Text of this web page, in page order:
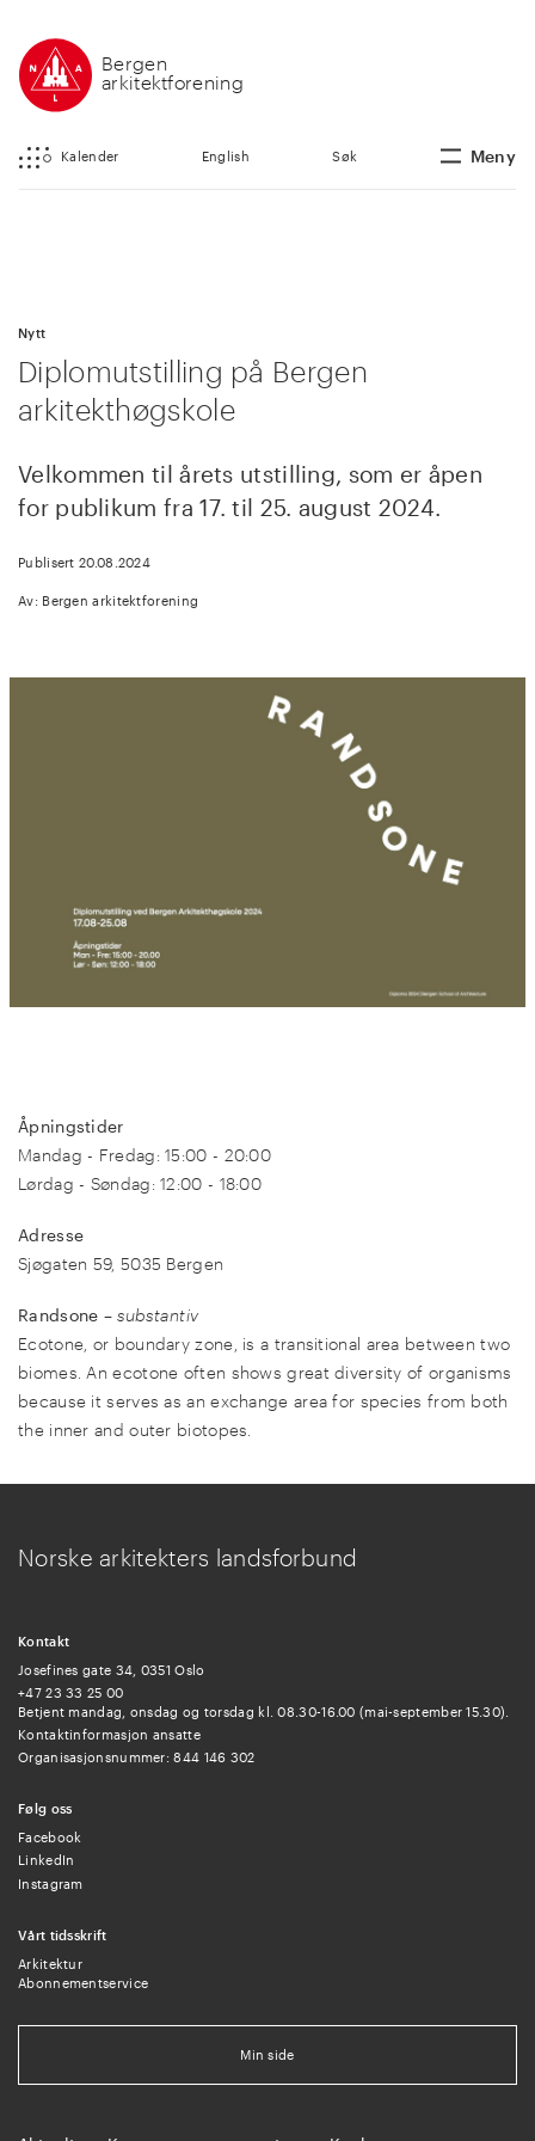
Bergen
arkitektforening
Kalender English Søk Meny
Nytt
Diplomutstilling på Bergen
arkitekthøgskole
Velkommen til årets utstilling, som er åpen
for publikum fra 17. til 25. august 2024.
Publisert 20.08.2024
Av: Bergen arkitektforening
Åpningstider
Mandag - Fredag: 15:00 - 20:00
Lørdag - Søndag: 12:00 - 18:00
Adresse
Sjøgaten 59, 5035 Bergen
Randsone –substantiv
Ecotone, or boundary zone, is a transitional area between two
biomes. An ecotone often shows great diversity of organisms
because it serves as an exchange area for species from both
the inner and outer biotopes.
Norske arkitekters landsforbund
Kontakt
Josefines gate 34, 0351 Oslo
+47 23 33 25 00
Betjent mandag, onsdag og torsdag kl. 08.30-16.00 (mai-september 15.30).
Kontaktinformasjon ansatte
Organisasjonsnummer: 844 146 302
Følg oss
Facebook
LinkedIn
Instagram
Vårt tidsskrift
Arkitektur
Abonnementservice
Min side